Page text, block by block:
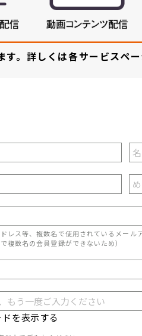
。詳しくは各サービスペー
レス等、複数名で使用されているメール
複数名の会員登録ができないため）
を表示する